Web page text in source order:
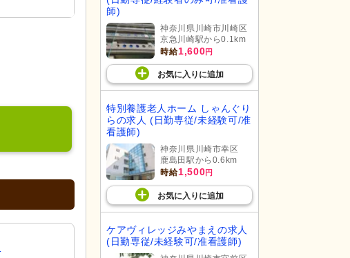
師)
神奈川県川崎市川崎区
京急川崎駅から0.1km
時給1,600円
お気に入り に追加
特別養護老人ホーム しゃんぐり
らの求人 (日勤専従/未経験可/准
看護師)
神奈川県川崎市幸区
鹿島田駅から0.6km
時給1,500円
お気に入り に追加
ケアヴィレッジみやまえの求人
(日勤専従/未経験可/准看護師)